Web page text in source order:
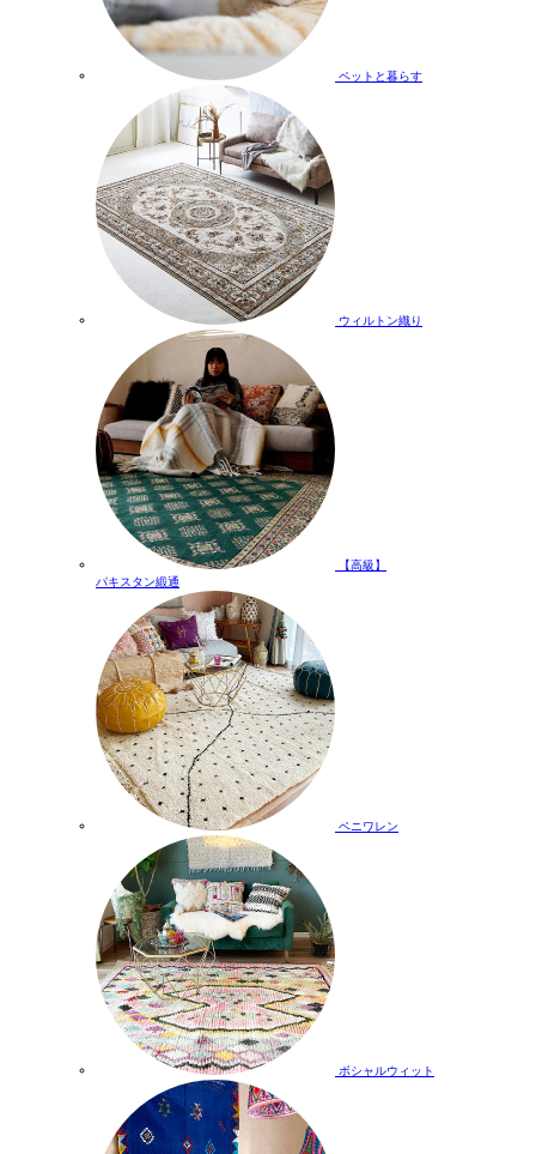
ペットと暮らす
ウィルトン織り
【高級】
パキスタン緞通
ベニワレン
ボシャルウィット